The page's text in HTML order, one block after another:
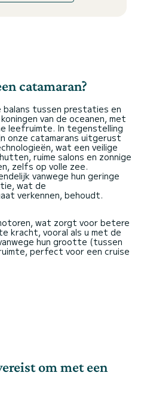
catamaran?
tussen prestaties en
van de oceanen, met
leefruimte. In tegenstelling
onze catamarans uitgerust
wat een veilige
ruime salons en zonnige
zelfs op volle zee.
vanwege hun geringe
wat de
verkennen, behoudt.
wat zorgt voor betere
kracht, vooral als u met de
hun grootte (tussen
perfect voor een cruise
om met een